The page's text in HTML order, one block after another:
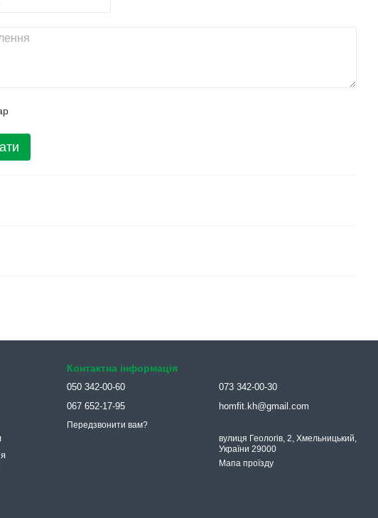
Контактна інформація
050 342-00-60
067 652-17-95
Передзвонити вам?
073 342-00-30
homfit.kh@gmail.com
вулиця Геологів, 2, Хмельницький,
України 29000
Мапа проїзду